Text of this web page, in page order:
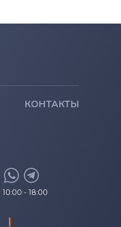
КОНТАКТЫ
10:00 - 18:00